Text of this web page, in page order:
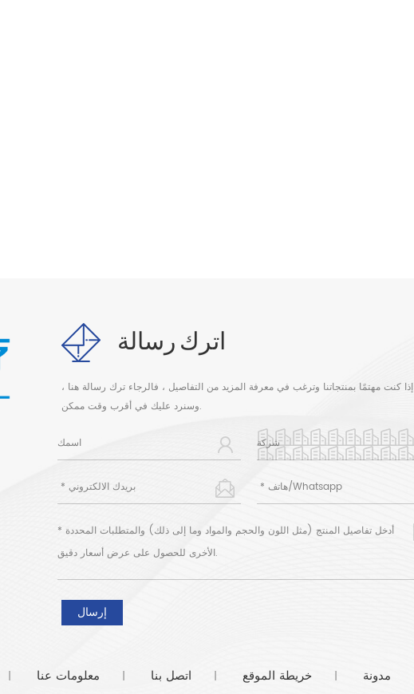
اترك رسالة
إذا كنت مهتمًا بمنتجاتنا وترغب في معرفة المزيد من التفاصيل ، فالرجاء ترك رسالة هنا ،
وسنرد عليك في أقرب وقت ممكن.
| معلومات عنا | اتصل بنا | خريطة الموقع | مدونة